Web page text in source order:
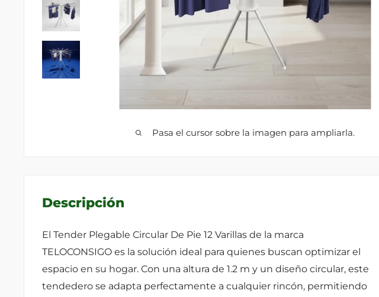
Pasa el cursor sobre la imagen para ampliarla.
Descripción
El Tender Plegable Circular De Pie 12 Varillas de la marca
TELOCONSIGO es la solución ideal para quienes buscan optimizar el
espacio en su hogar. Con una altura de 1.2 m y un diseño circular, este
tendedero se adapta perfectamente a cualquier rincón, permitiendo